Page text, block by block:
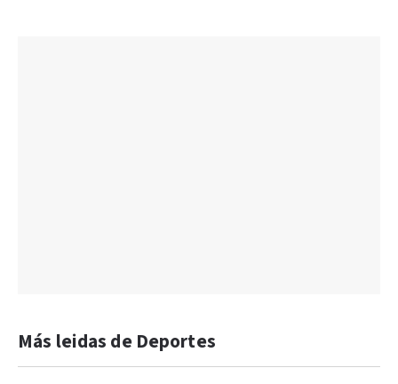
Más leidas de Deportes